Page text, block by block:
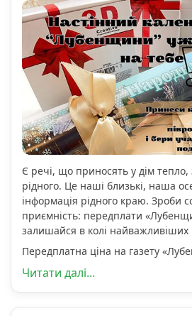
Є речі, що приносять у дім тепло,
рідного. Це наші близькі, наша
інформація рідного краю. Зроби
приємність: передплати
залишайся в колі
Передплатна ціна на газету
Читати далі...